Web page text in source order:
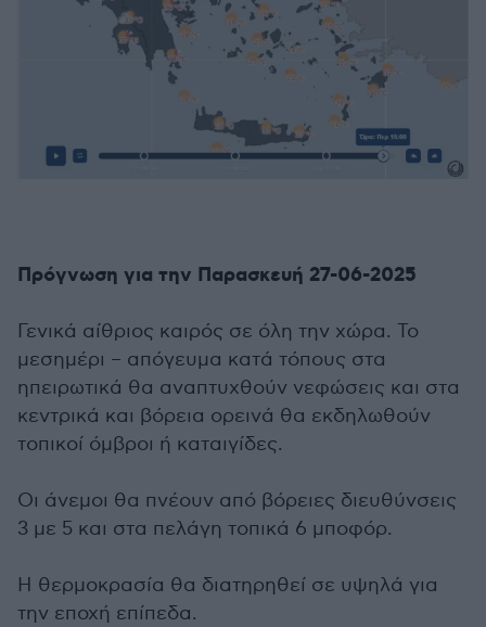
Πρόγνωση για την Παρασκευή 27-06-2025
Γενικά αίθριος καιρός σε όλη την χώρα. Το
μεσημέρι – απόγευμα κατά τόπους στα
ηπειρωτικά θα αναπτυχθούν νεφώσεις και στα
κεντρικά και βόρεια ορεινά θα εκδηλωθούν
τοπικοί όμβροι ή καταιγίδες.
Οι άνεμοι θα πνέουν από βόρειες διευθύνσεις
3 με 5 και στα πελάγη τοπικά 6 μποφόρ.
Η θερμοκρασία θα διατηρηθεί σε υψηλά για
την εποχή επίπεδα.